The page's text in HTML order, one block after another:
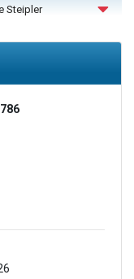
Steipler